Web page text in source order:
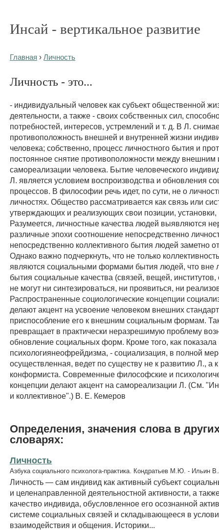
Инсай - вертикальное развитие
Главная › Личность
Личность - это...
- индивидуальный человек как субъект общественной
деятельности, а также - своих собственных сил,
потребностей, интересов, устремлений и т. д. В Л.
противоположность внешней и внутренней жизни
человека; собственно, процесс личностного бытия и
постоянное снятие противоположности между внешним
самореализации человека. Бытие человеческого
Л. является условием воспроизводства и обновления
процессов. В философии речь идет, по сути, не о
личностях. Общество рассматривается как связь или
утверждающих и реализующих свои позиции, установки,
Разумеется, личностные качества людей выявляются
различные эпохи соотношение непосредственно
непосредственно коллективного бытия людей заметно
Однако важно подчеркнуть, что не только
являются социальными формами бытия людей, что вне
бытия социальные качества (связей, вещей,
не могут ни синтезироваться, ни проявиться, ни
Распространенные социологические концепции
делают акцент на усвоение человеком внешних
приспособление его к внешним социальным формам.
превращает в практически неразрешимую проблему
обновление социальных форм. Кроме того, как показала
психологиянеофрейдизма, - социализация, в полной
осуществленная, ведет по существу не к развитию Л., а
конформиста. Современные философские и
концепции делают акцент на самореализации Л. (См.
и коллективное".) В. Е. Кемеров
Определения, значения слова в
словарях:
Личность
Азбука социального психолога-практика. Кондратьев М.Ю. - Ильин
Личность — сам индивид как активный субъект
и целенаправленной деятельностной активности, а
качество индивида, обусловленное его осознанной
системе социальных связей и складывающееся в
взаимодействия и общения. Историки...